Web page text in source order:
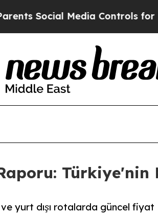
Social Media Controls for Their
Türkiye'nin
yurt dışı rotalarda güncel fiyat